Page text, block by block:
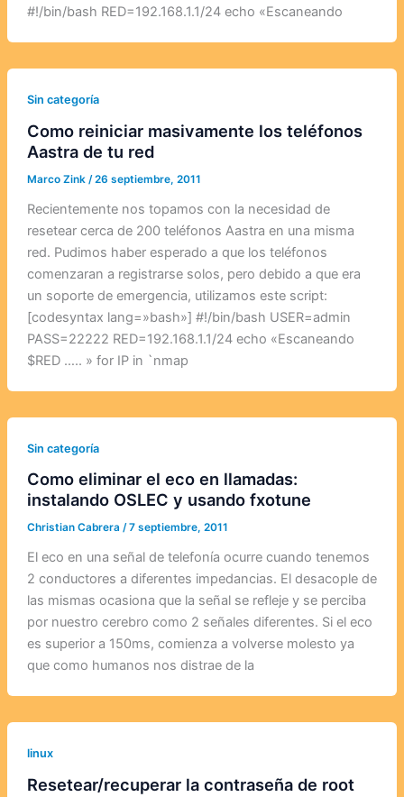
#!/bin/bash RED=192.168.1.1/24 echo «Escaneando
Sin categoría
Como reiniciar masivamente los teléfonos
Aastra de tu red
Marco Zink /26 septiembre, 2011
Recientemente nos topamos con la necesidad de
resetear cerca de 200 teléfonos Aastra en una misma
red. Pudimos haber esperado a que los teléfonos
comenzaran a registrarse solos, pero debido a que era
un soporte de emergencia, utilizamos este script:
[codesyntax lang=»bash»] #!/bin/bash USER=admin
PASS=22222 RED=192.168.1.1/24 echo «Escaneando
$RED ….. » for IP in `nmap
Sin categoría
Como eliminar el eco en llamadas:
instalando OSLEC y usando fxotune
Christian Cabrera /7 septiembre, 2011
El eco en una señal de telefonía ocurre cuando tenemos
2 conductores a diferentes impedancias. El desacople de
las mismas ocasiona que la señal se refleje y se perciba
por nuestro cerebro como 2 señales diferentes. Si el eco
es superior a 150ms, comienza a volverse molesto ya
que como humanos nos distrae de la
linux
Resetear/recuperar la contraseña de root